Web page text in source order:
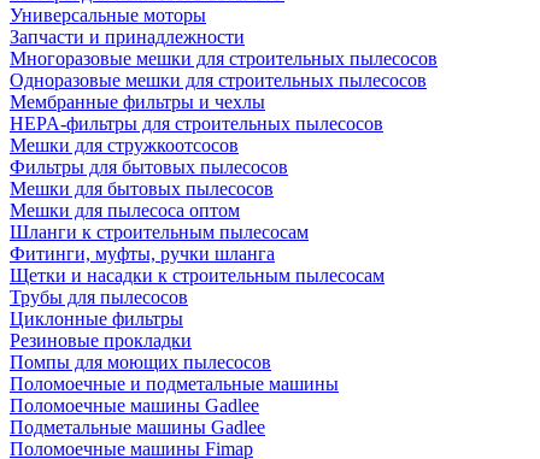
Универсальные моторы
Запчасти и принадлежности
Многоразовые мешки для строительных пылесосов
Одноразовые мешки для строительных пылесосов
Мембранные фильтры и чехлы
HEPA-фильтры для строительных пылесосов
Мешки для стружкоотсосов
Фильтры для бытовых пылесосов
Мешки для бытовых пылесосов
Мешки для пылесоса оптом
Шланги к строительным пылесосам
Фитинги, муфты, ручки шланга
Щетки и насадки к строительным пылесосам
Трубы для пылесосов
Циклонные фильтры
Резиновые прокладки
Помпы для моющих пылесосов
Поломоечные и подметальные машины
Поломоечные машины Gadlee
Подметальные машины Gadlee
Поломоечные машины Fimap